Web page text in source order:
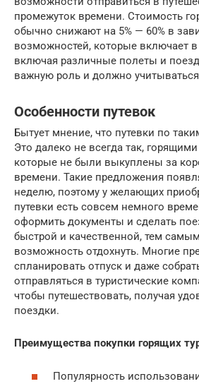
промежуток времени. Стоимость
обычно снижают на 5% — 60% в
возможностей, которые включает
включая различные полеты и
важную роль и должно учитываться
Особенности путевок
Бытует мнение, что путевки по
Это далеко не всегда так,
которые не были выкуплены за
времени. Такие предложения
неделю, поэтому у желающих
путевки есть совсем немного
оформить документы и сделать
быстрой и качественной, тем
возможность отдохнуть. Многие
спланировать отпуск и даже
отправляться в туристические
чтобы путешествовать, получая
поездки.
Преимущества покупки горящих
Популярность